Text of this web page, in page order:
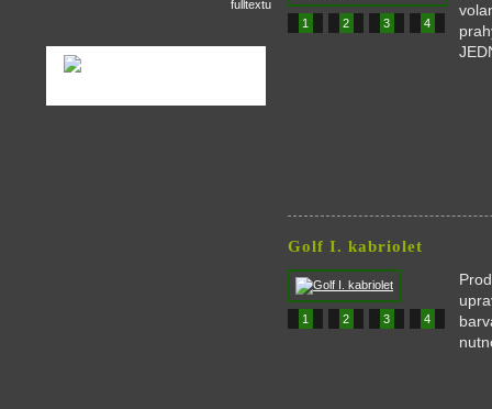
1 2 3 4
Golf I. kabriolet
1 2 3 4